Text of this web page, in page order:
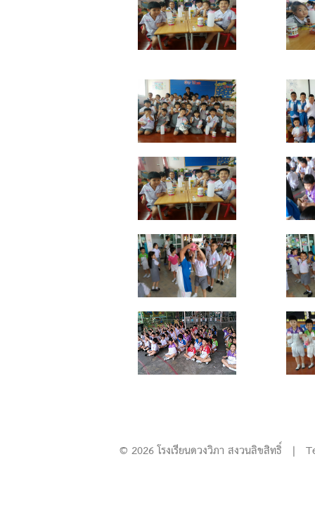
© 2026 โรงเรียนดวงวิภา สงวนลิขสิทธิ์ |